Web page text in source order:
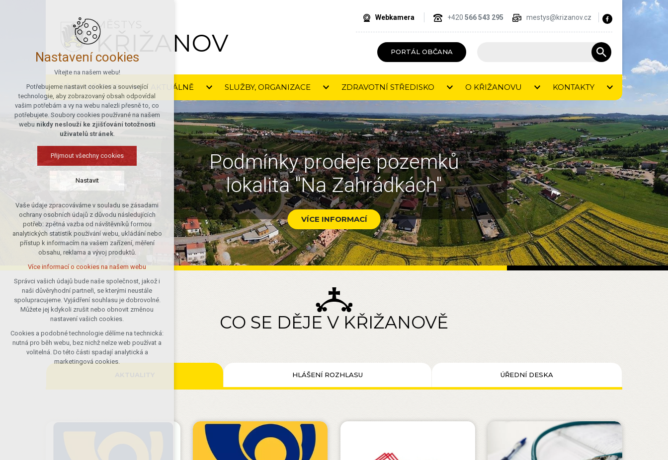
MĚSTYS
KŘIŽANOV
Webkamera +420 566 543 295 mestys@krizanov.cz
PORTÁL OBČANA
ÚŘAD MĚSTYSE AKTUÁLNĚ SLUŽBY, ORGANIZACE ZDRAVOTNÍ STŘEDISKO O KŘIŽANOVU KONTAKTY
Podmínky prodeje pozemků
lokalita "Na Zahrádkách"
VÍCE INFORMACÍ
CO SE DĚJE V KŘIŽANOVĚ
HLÁŠENÍ ROZHLASU ÚŘEDNÍ DESKA
Nastavení cookies
Vítejte na našem webu!
Potřebujeme nastavit cookies a související
technologie, aby zobrazovaný obsah odpovídal
vašim potřebám a vy na webu nalezli přesně to, co
potřebujete. Soubory cookies používané na našem
webu nikdy neslouží ke zjišťování totožnosti
uživatelů stránek.
Přijmout všechny cookies
Nastavit
Technická cookies
nutná pro provozování webu
udržení kontextu stránek (session):
případná přihlášení, volby jazyka, apod.
Volitelná cookies
analytická pro anonymizované
vyhodnocení návštěvnosti
marketingová cookies (Google)
Více informací o cookies na našem webu
Přijmout všechny cookies
Odmítnout vše
Vaše údaje zpracováváme v souladu se zásadami
ochrany osobních údajů z důvodu následujících
potřeb: zpětná vazba od návštěvníků formou
analytických statistik používání webu, ukládání nebo
přístup k informacím na vašem zařízení, měření
obsahu, reklama a vývoj produktů.
Více informací o cookies na našem webu
Správci vašich údajů bude naše společnost, jakož i
naši důvěryhodní partneři, se kterými neustále
spolupracujeme. Vyjádření souhlasu je dobrovolné.
Můžete jej kdykoli zrušit nebo obnovit změnou
nastavení vašich cookies.
Cookies a podobné technologie dělíme na technická:
nutná pro běh webu, bez nichž nelze web používat a
volitelná. Do této části spadají analytická a
marketingová cookies.